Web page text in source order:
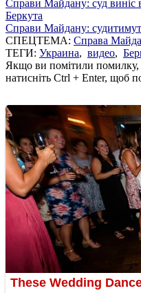
Справи Майдану: суд виніс
Беркута
Справи Майдану:
СПЕЦТЕМА: Справа
ТЕГИ: Украина, видео,
Якщо ви помітили помилку,
натисніть Ctrl + Enter, щоб